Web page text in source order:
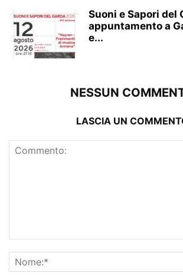
Suoni e Sapori del
appuntamento a
e...
NESSUN
LASCIA UN